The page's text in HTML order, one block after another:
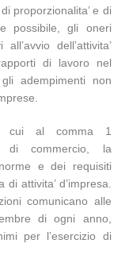
proporzionalita’ e di
possibile, gli oneri
dell’attivita’
di lavoro nel
adempimenti non
cui al comma 1
di commercio, la
e dei requisiti
attivita’ d’impresa.
comunicano alle
di ogni anno,
per l’esercizio di